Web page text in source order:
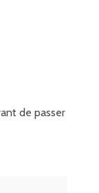
de passer